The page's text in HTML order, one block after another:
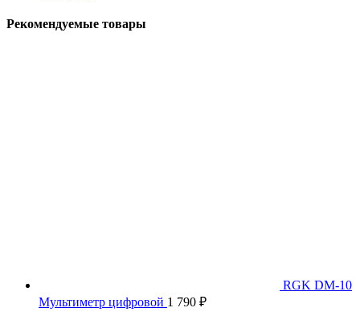
Рекомендуемые товары
RGK DM-10
Мультиметр цифровой 1 790 ₽